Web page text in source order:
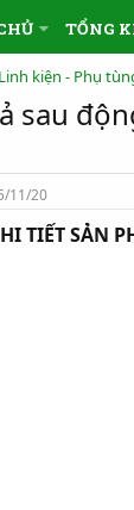
TỔNG
Linh kiện - Phụ
sau
11/20
TIẾT SẢN